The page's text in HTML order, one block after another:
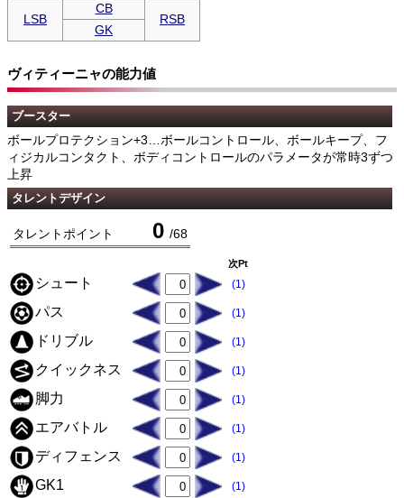
LSB
CB
RSB
GK
ヴィティーニャの能力値
ブースター
ボールプロテクション+3…ボールコントロール、ボールキープ、フ
ィジカルコンタクト、ボディコントロールのパラメータが常時3ずつ
上昇
タレントデザイン
タレントポイント 0 /68
次Pt
シュート (1)
パス (1)
ドリブル (1)
クイックネス (1)
脚力 (1)
エアバトル (1)
ディフェンス (1)
GK1 (1)